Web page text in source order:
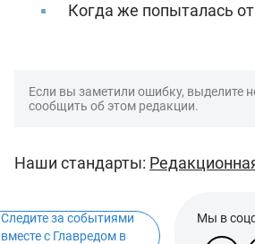
Когда же попыталась
Если вы заметили ошибку, выделите
сообщить об этом редакции.
Наши стандарты:
Следите за событиями
вместе с Главредом в
Мы в